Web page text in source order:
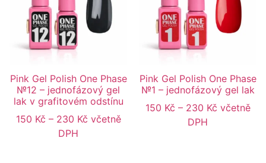
Pink Gel Polish One Phase
№12 – jednofázový gel
lak v grafitovém odstínu
150 Kč – 230 Kč včetně
DPH
Pink Gel Polish One Phase
№1 – jednofázový gel lak
150 Kč – 230 Kč včetně
DPH